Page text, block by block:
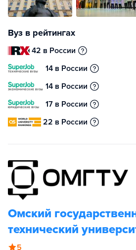
Вуз в рейтингах
42 в России
14 в России
14 в России
17 в России
22 в России
Омский
технический
5